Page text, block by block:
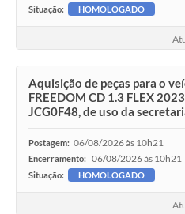
Situação: HOMOLOGADO
Aquisição de peças para o
FREEDOM CD 1.3 FLEX
JCG0F48, de uso da
Postagem: 06/08/2026 às 10h21
Encerramento: 06/08/2026 às 10h21
Situação: HOMOLOGADO